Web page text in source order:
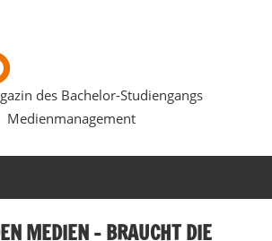
SUMOmag
des Bachelor-Studiengangs
Medienmanagement
MEDIEN – BRAUCHT DIE